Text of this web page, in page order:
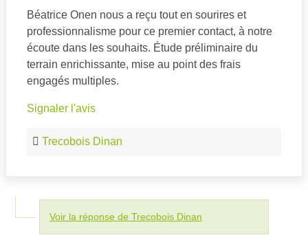
Béatrice Onen nous a reçu tout en sourires et
professionnalisme pour ce premier contact, à notre
écoute dans les souhaits. Étude préliminaire du
terrain enrichissante, mise au point des frais
engagés multiples.
Signaler l'avis
Trecobois Dinan
Voir la réponse de Trecobois Dinan